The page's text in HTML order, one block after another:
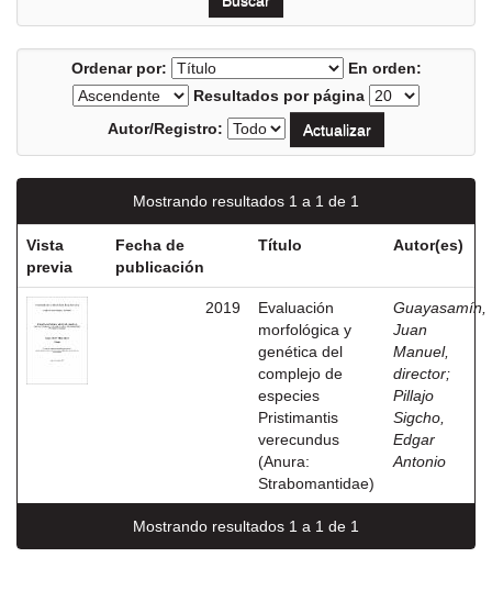
Ordenar por:
En orden:
Resultados por página
Autor/Registro:
Mostrando resultados 1 a 1 de 1
Vista
previa
Fecha de
publicación
Título Autor(es)
2019
Evaluación
morfológica y
genética del
complejo de
especies
Pristimantis
verecundus
(Anura:
Strabomantidae)
Guayasamín,
Juan
Manuel,
director;
Pillajo
Sigcho,
Edgar
Antonio
Mostrando resultados 1 a 1 de 1